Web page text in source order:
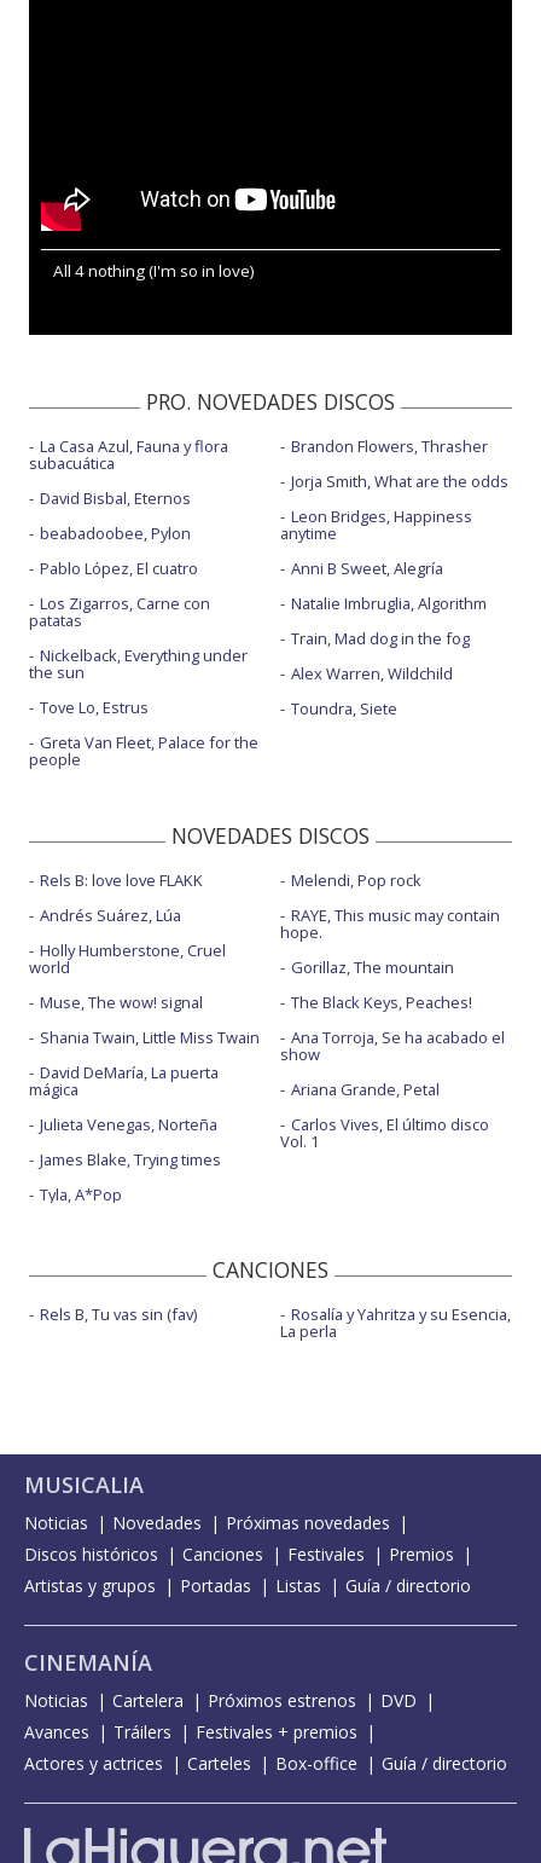
All 4 nothing (I'm so in love)
PRO. NOVEDADES DISCOS
La Casa Azul, Fauna y flora
subacuática
David Bisbal, Eternos
beabadoobee, Pylon
Pablo López, El cuatro
Los Zigarros, Carne con
patatas
Nickelback, Everything under
the sun
Tove Lo, Estrus
Greta Van Fleet, Palace for the
people
Brandon Flowers, Thrasher
Jorja Smith, What are the odds
Leon Bridges, Happiness
anytime
Anni B Sweet, Alegría
Natalie Imbruglia, Algorithm
Train, Mad dog in the fog
Alex Warren, Wildchild
Toundra, Siete
NOVEDADES DISCOS
Rels B: love love FLAKK
Andrés Suárez, Lúa
Holly Humberstone, Cruel
world
Muse, The wow! signal
Shania Twain, Little Miss Twain
David DeMaría, La puerta
mágica
Julieta Venegas, Norteña
James Blake, Trying times
Tyla, A*Pop
Melendi, Pop rock
RAYE, This music may contain
hope.
Gorillaz, The mountain
The Black Keys, Peaches!
Ana Torroja, Se ha acabado el
show
Ariana Grande, Petal
Carlos Vives, El último disco
Vol. 1
CANCIONES
Rels B, Tu vas sin (fav) Rosalía y Yahritza y su Esencia,
La perla
MUSICALIA
Noticias Novedades
Próximas novedades
Discos históricos
Canciones Festivales
Premios
Artistas y grupos
Portadas Listas Guía / directorio
CINEMANÍA
Noticias Cartelera Próximos estrenos
DVD
Avances
Tráilers
Festivales + premios
Actores y actrices
Carteles Box-office Guía / directorio